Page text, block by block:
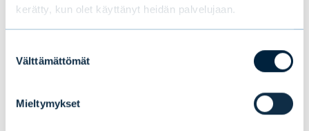
kerätty, kun olet käyttänyt heidän palvelujaan.
valinta
Välttämättömät
Mieltymykset
arvion työmarkkinan tiukkuudesta ja
tuotantokuilun syvyydestä.
Toivokaamme parasta, mutta varaudutaan